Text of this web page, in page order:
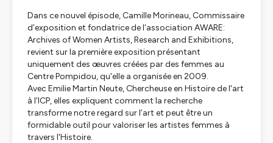
Dans ce nouvel épisode, Camille Morineau, Commissaire
d’exposition et fondatrice de l‘association AWARE:
Archives of Women Artists, Research and Exhibitions,
revient sur la première exposition présentant
uniquement des œuvres créées par des femmes au
Centre Pompidou, qu'elle a organisée en 2009.
Avec Emilie Martin Neute, Chercheuse en Histoire de l'art
à l’ICP, elles expliquent comment la recherche
transforme notre regard sur l’art et peut être un
formidable outil pour valoriser les artistes femmes à
travers l'Histoire.